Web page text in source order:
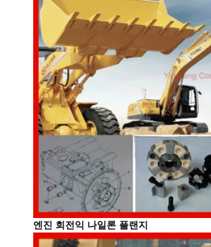
엔진 회전익 나일론 플랜지